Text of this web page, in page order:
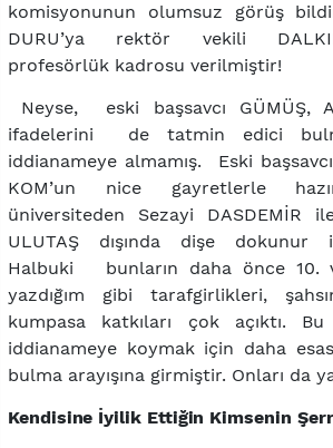
komisyonunun olumsuz görüş
DURU’ya rektör vekili
profesörlük kadrosu verilmiştir!
Neyse, eski başsavcı GÜMÜŞ,
ifadelerini de tatmin edici
iddianameye almamış. Eski
KOM’un nice gayretlerle
üniversiteden Sezayi DASDEMİR
ULUTAŞ dışında dişe dokunur
Halbuki bunların daha önce 10.
yazdığım gibi tarafgirlikleri,
kumpasa katkıları çok açıktı.
iddianameye koymak için daha
bulma arayışına girmiştir. Onları da
Kendisine İyilik Ettiğin Kimsenin